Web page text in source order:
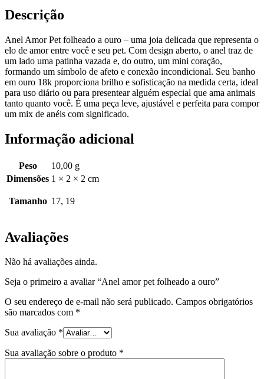
Descrição
Anel Amor Pet folheado a ouro – uma joia delicada que representa o
elo de amor entre você e seu pet. Com design aberto, o anel traz de
um lado uma patinha vazada e, do outro, um mini coração,
formando um símbolo de afeto e conexão incondicional. Seu banho
em ouro 18k proporciona brilho e sofisticação na medida certa, ideal
para uso diário ou para presentear alguém especial que ama animais
tanto quanto você. É uma peça leve, ajustável e perfeita para compor
um mix de anéis com significado.
Informação adicional
Peso
10,00 g
Dimensões 1 × 2 × 2 cm
Tamanho 17, 19
Avaliações
Não há avaliações ainda.
Seja o primeiro a avaliar “Anel amor pet folheado a ouro”
O seu endereço de e-mail não será publicado. Campos obrigatórios
são marcados com *
Sua avaliação *
Sua avaliação sobre o produto *